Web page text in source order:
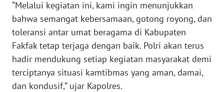
“Melalui kegiatan ini, kami ingin menunjukkan
bahwa semangat kebersamaan, gotong royong, dan
toleransi antar umat beragama di Kabupaten
Fakfak tetap terjaga dengan baik. Polri akan terus
hadir mendukung setiap kegiatan masyarakat demi
terciptanya situasi kamtibmas yang aman, damai,
dan kondusif,” ujar Kapolres.
SULBAR
WN
BABEL